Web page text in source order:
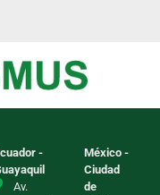
-
Av.
México -
Ciudad
de